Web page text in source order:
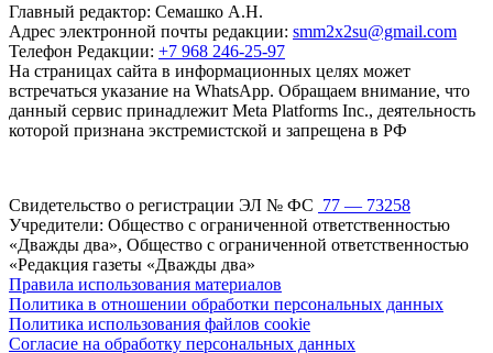
Главный редактор: Семашко А.Н.
Адрес электронной почты редакции: smm2x2su@gmail.com
Телефон Редакции: +7 968 246-25-97
На страницах сайта в информационных целях может
встречаться указание на WhatsApp. Обращаем внимание, что
данный сервис принадлежит Meta Platforms Inc., деятельность
которой признана экстремистской и запрещена в РФ
Свидетельство о регистрации ЭЛ № ФС 77 — 73258
Учредители: Общество с ограниченной ответственностью
«Дважды два», Общество с ограниченной ответственностью
«Редакция газеты «Дважды два»
Правила использования материалов
Политика в отношении обработки персональных данных
Политика использования файлов cookie
Согласие на обработку персональных данных